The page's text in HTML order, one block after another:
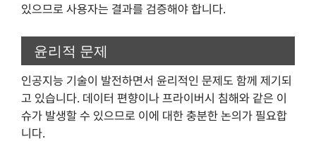
있으므로 사용자는 결과를 검증해야 합니다.
윤리적 문제
인공지능 기술이 발전하면서 윤리적인 문제도 함께 제기되
고 있습니다. 데이터 편향이나 프라이버시 침해와 같은 이
슈가 발생할 수 있으므로 이에 대한 충분한 논의가 필요합
니다.